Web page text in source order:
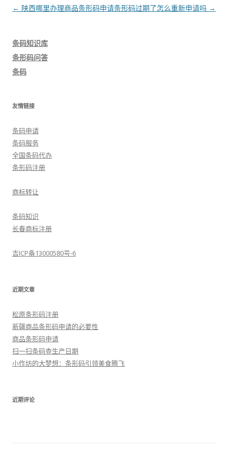
文
← 陕西哪里办理商品条形码申请条形码过期了怎么重新申请吗 →
条码知识库
条形码问答
条码
友情链接
条码申请
条码服务
全国条码代办
条形码注册
商标转让
条码知识
长春商标注册
吉ICP备13000580号-6
近期文章
松原条形码注册
新疆商品条形码申请的必要性
商品条形码申请
扫一扫条码查生产日期
小作坊的大梦想：条形码引领美食腾飞
近期评论